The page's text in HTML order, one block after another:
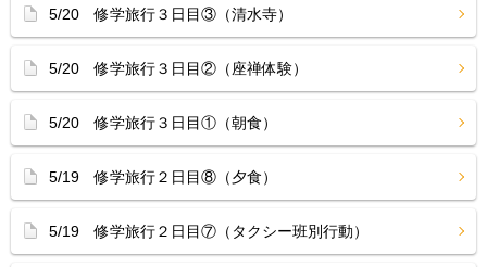
5/20 修学旅行３日目③（清水寺）
5/20 修学旅行３日目②（座禅体験）
5/20 修学旅行３日目①（朝食）
5/19 修学旅行２日目⑧（夕食）
5/19 修学旅行２日目⑦（タクシー班別行動）